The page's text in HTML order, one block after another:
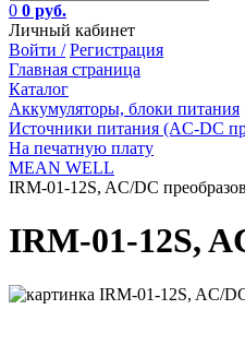
0 0 руб.
Личный кабинет
Войти / Регистрация
Главная страница
Каталог
Аккумуляторы, блоки питания
Источники питания (AC-DC
На печатную плату
MEAN WELL
IRM-01-12S, AC/DC
IRM-01-12S,